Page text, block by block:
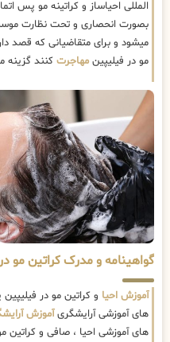
المللی احیاساز و کراتینه مو پس
میشود و برای متقاضیانی که قصد
مو در فیلیپین مهاجرت کنند گزینه
گواهینامه و مدرک کراتین مو
آموزش احیا و کراتین مو در
های آموزشی آرایشگریآموزش
های آموزشی احیا ، صافی و کراتین